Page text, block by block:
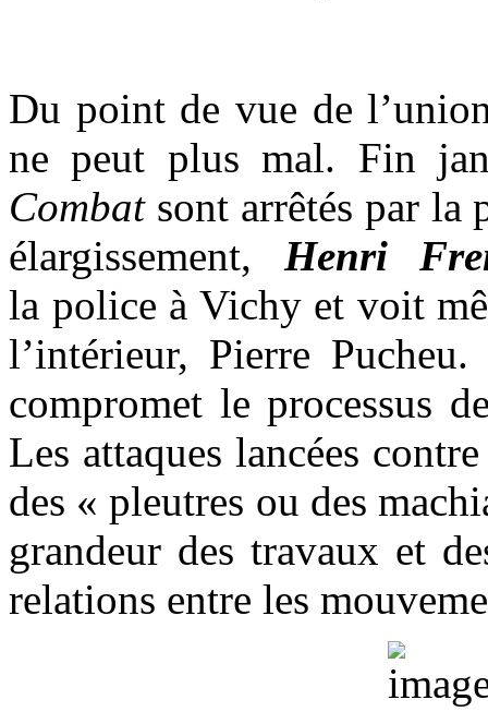
Du point de vue de
ne peut plus mal. Fin
Combatsont arrêtés par la
élargissement, Henri
la police à Vichy et voit
l’intérieur, Pierre
compromet le processus
Les attaques lancées
des « pleutres ou des
grandeur des travaux et
relations entre les